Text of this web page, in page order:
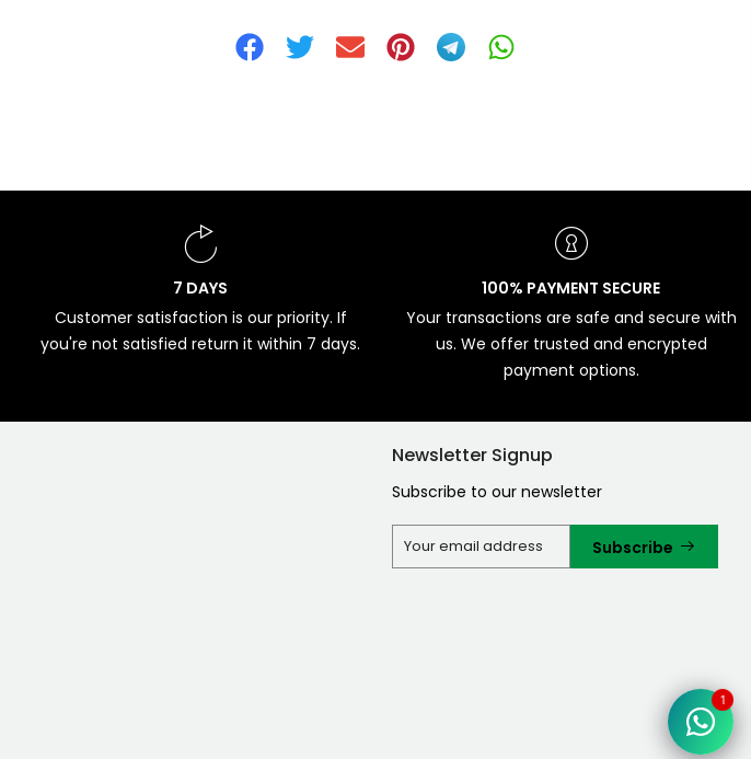
7 DAYS
Customer satisfaction is our priority. If
you're not satisfied return it within 7 days.
100% PAYMENT SECURE
Your transactions are safe and secure with
us. We offer trusted and encrypted
payment options.
Newsletter Signup
Subscribe to our newsletter
Subscribe
1